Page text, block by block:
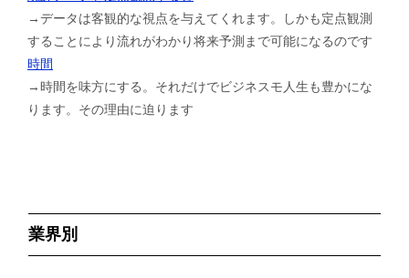
→データは客観的な視点を与えてくれます。しかも定点観測
することにより流れがわかり将来予測まで可能になるのです
時間
→時間を味方にする。それだけでビジネスモ人生も豊かにな
ります。その理由に迫ります
業界別